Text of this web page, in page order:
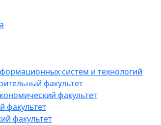
систем и технологий
факультет
факультет
факультет
факультет